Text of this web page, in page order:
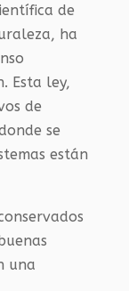
de
ha
Esta ley,
de
se
están
una